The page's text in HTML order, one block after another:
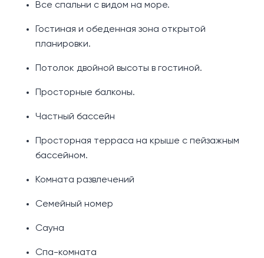
Все спальни с видом на море.
Гостиная и обеденная зона открытой
планировки.
Потолок двойной высоты в гостиной.
Просторные балконы.
Частный бассейн
Просторная терраса на крыше с пейзажным
бассейном.
Комната развлечений
Семейный номер
Сауна
Спа-комната